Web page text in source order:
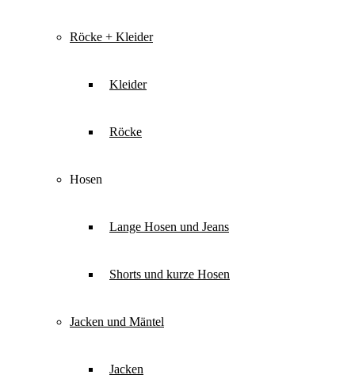
Röcke + Kleider
Kleider
Röcke
Hosen
Lange Hosen und Jeans
Shorts und kurze Hosen
Jacken und Mäntel
Jacken